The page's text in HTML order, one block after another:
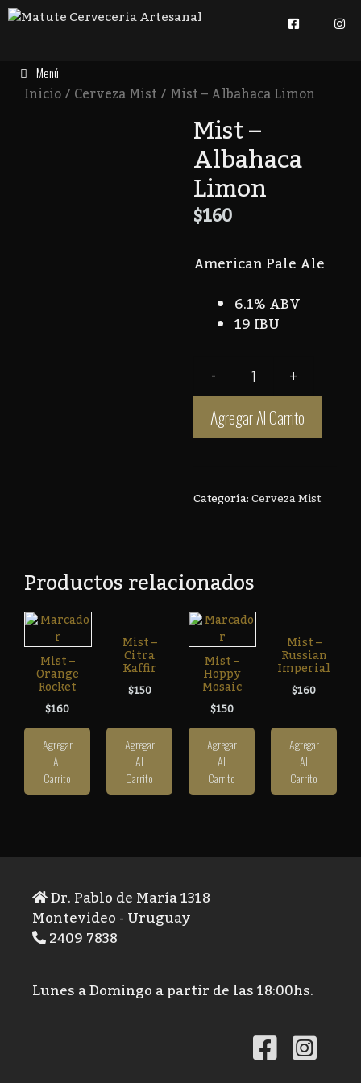
Menú
Inicio/Cerveza Mist/ Mist – Albahaca Limon
Mist –
Albahaca
Limon
$160
American Pale Ale
6.1% ABV
19 IBU
Agregar Al Carrito
Categoría:Cerveza Mist
Productos relacionados
Mist –
Orange
Rocket
$160
Agregar
Al
Carrito
Mist –
Citra
Kaffir
$150
Agregar
Al
Carrito
Mist –
Hoppy
Mosaic
$150
Agregar
Al
Carrito
Mist –
Russian
Imperial
$160
Agregar
Al
Carrito
Dr. Pablo de María 1318
Montevideo - Uruguay
2409 7838
Lunes a Domingo a partir de las 18:00hs.